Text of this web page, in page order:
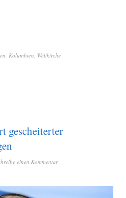
, Kolumbien, Weltkirche
gescheiterter
einen Kommentar